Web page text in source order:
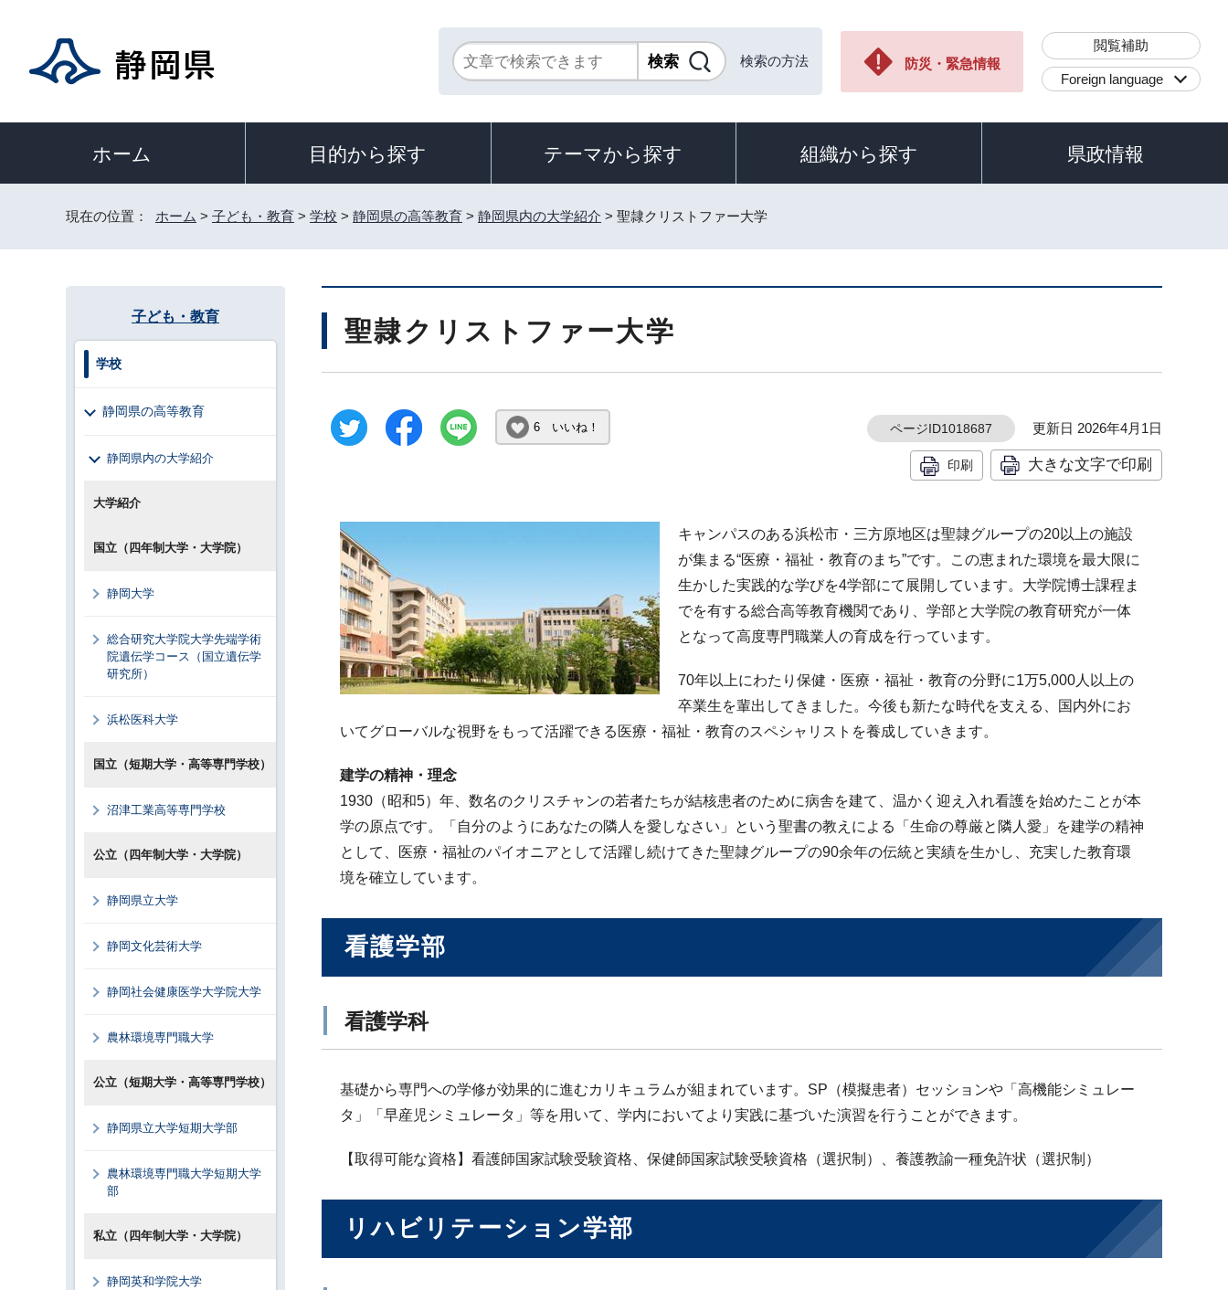
検索の方法 防災・緊急情報
閲覧補助
Foreign language
ホーム 目的から探す テーマから探す 組織から探す 県政情報
現在の位置： ホーム > 子ども・教育 > 学校 > 静岡県の高等教育 > 静岡県内の大学紹介 > 聖隷クリストファー大学
聖隷クリストファー大学
6 いいね！ ページID1018687 更新日 2026年4月1日
印刷 大きな文字で印刷
キャンパスのある浜松市・三方原地区は聖隷グループの20以上の施設
が集まる“医療・福祉・教育のまち”です。この恵まれた環境を最大限に
生かした実践的な学びを4学部にて展開しています。大学院博士課程ま
でを有する総合高等教育機関であり、学部と大学院の教育研究が一体
となって高度専門職業人の育成を行っています。
70年以上にわたり保健・医療・福祉・教育の分野に1万5,000人以上の
卒業生を輩出してきました。今後も新たな時代を支える、国内外にお
いてグローバルな視野をもって活躍できる医療・福祉・教育のスペシャリストを養成していきます。
建学の精神・理念
1930（昭和5）年、数名のクリスチャンの若者たちが結核患者のために病舎を建て、温かく迎え入れ看護を始めたことが本
学の原点です。「自分のようにあなたの隣人を愛しなさい」という聖書の教えによる「生命の尊厳と隣人愛」を建学の精神
として、医療・福祉のパイオニアとして活躍し続けてきた聖隷グループの90余年の伝統と実績を生かし、充実した教育環
境を確立しています。
看護学部
看護学科
基礎から専門への学修が効果的に進むカリキュラムが組まれています。SP（模擬患者）セッションや「高機能シミュレー
タ」「早産児シミュレータ」等を用いて、学内においてより実践に基づいた演習を行うことができます。
【取得可能な資格】看護師国家試験受験資格、保健師国家試験受験資格（選択制）、養護教諭一種免許状（選択制）
リハビリテーション学部
子ども・教育
学校
静岡県の高等教育
静岡県内の大学紹介
大学紹介
国立（四年制大学・大学院）
静岡大学
総合研究大学院大学先端学術
院遺伝学コース（国立遺伝学
研究所）
浜松医科大学
国立（短期大学・高等専門学校）
沼津工業高等専門学校
公立（四年制大学・大学院）
静岡県立大学
静岡文化芸術大学
静岡社会健康医学大学院大学
農林環境専門職大学
公立（短期大学・高等専門学校）
静岡県立大学短期大学部
農林環境専門職大学短期大学
部
私立（四年制大学・大学院）
静岡英和学院大学